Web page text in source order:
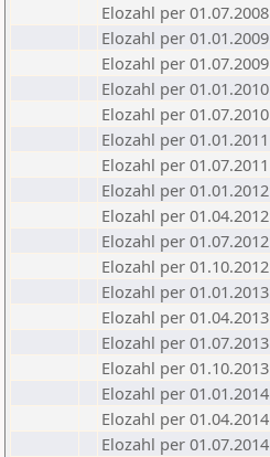
Elozahl per 01.07.2008
Elozahl per 01.01.2009
Elozahl per 01.07.2009
Elozahl per 01.01.2010
Elozahl per 01.07.2010
Elozahl per 01.01.2011
Elozahl per 01.07.2011
Elozahl per 01.01.2012
Elozahl per 01.04.2012
Elozahl per 01.07.2012
Elozahl per 01.10.2012
Elozahl per 01.01.2013
Elozahl per 01.04.2013
Elozahl per 01.07.2013
Elozahl per 01.10.2013
Elozahl per 01.01.2014
Elozahl per 01.04.2014
Elozahl per 01.07.2014